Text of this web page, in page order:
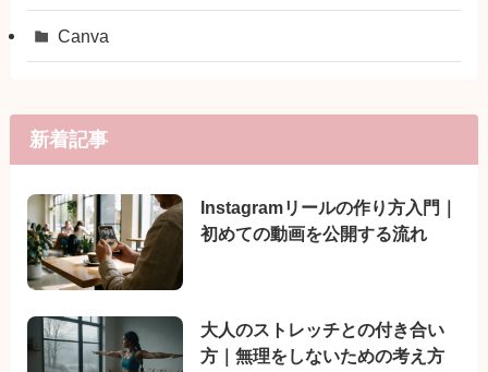
Canva
新着記事
Instagramリールの作り方入門｜
初めての動画を公開する流れ
大人のストレッチとの付き合い
方｜無理をしないための考え方